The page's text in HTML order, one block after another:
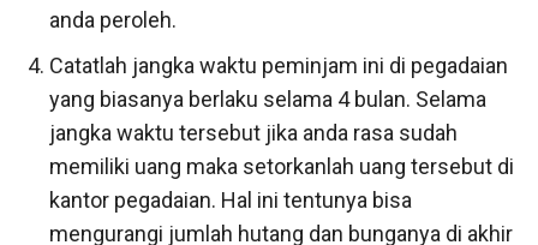
anda peroleh.
Catatlah jangka waktu peminjam ini di pegadaian
yang biasanya berlaku selama 4 bulan. Selama
jangka waktu tersebut jika anda rasa sudah
memiliki uang maka setorkanlah uang tersebut di
kantor pegadaian. Hal ini tentunya bisa
mengurangi jumlah hutang dan bunganya di akhir